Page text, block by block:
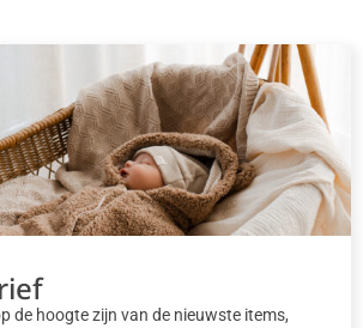
de hoogte zijn van de nieuwste items,